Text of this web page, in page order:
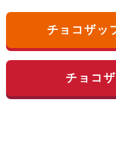
チョコザッ
チョコ